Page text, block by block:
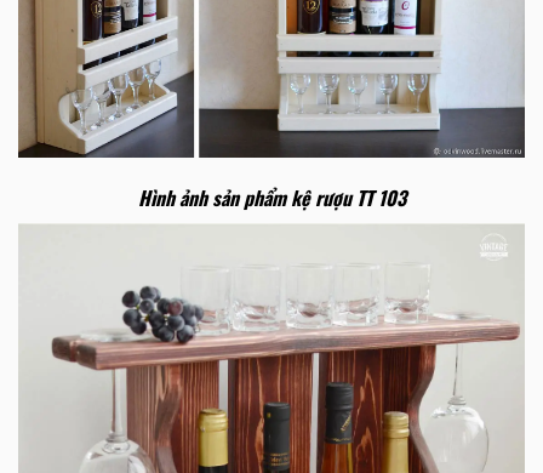
Hình ảnh sản phẩm kệ rượu TT 103